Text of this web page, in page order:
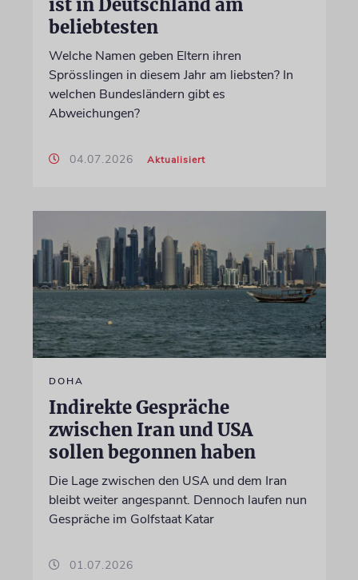
ist in Deutschland am
beliebtesten
Welche Namen geben Eltern ihren
Sprösslingen in diesem Jahr am liebsten? In
welchen Bundesländern gibt es
Abweichungen?
04.07.2026 Aktualisiert
DOHA
Indirekte Gespräche
zwischen Iran und USA
sollen begonnen haben
Die Lage zwischen den USA und dem Iran
bleibt weiter angespannt. Dennoch laufen nun
Gespräche im Golfstaat Katar
01.07.2026